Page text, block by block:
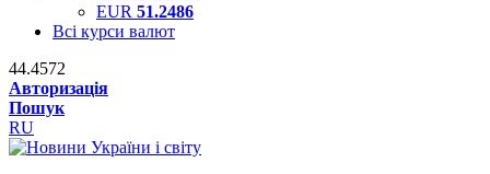
EUR 51.2486
Всі курси валют
44.4572
Авторизація
Пошук
RU